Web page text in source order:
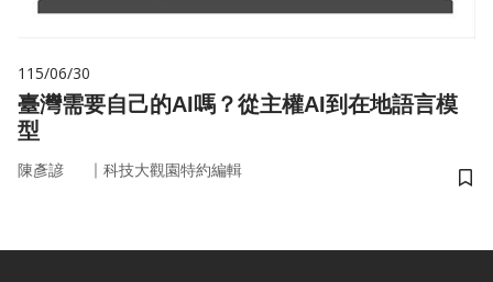
115/06/30
臺灣需要自己的AI嗎？從主權AI到在地語言模
型
陳彥諺 ｜ 科技大觀園特約編輯
儲